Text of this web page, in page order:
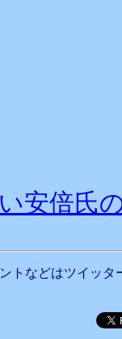
安倍氏
トなどはツイッタ